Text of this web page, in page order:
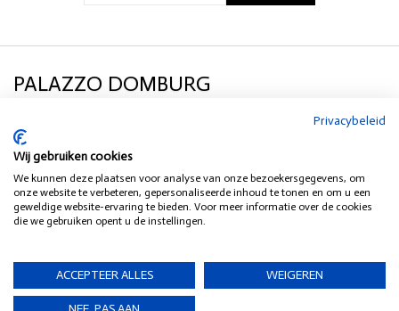
PALAZZO DOMBURG
KLANTENSERVICE
SOCIAL MEDIA
Privacybeleid
Wij gebruiken cookies
We kunnen deze plaatsen voor analyse van onze bezoekersgegevens, om
onze website te verbeteren, gepersonaliseerde inhoud te tonen en om u een
geweldige website-ervaring te bieden. Voor meer informatie over de cookies
die we gebruiken opent u de instellingen.
ACCEPTEER ALLES WEIGEREN